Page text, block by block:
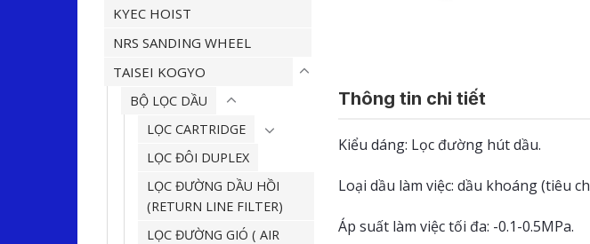
KYEC HOIST
NRS SANDING WHEEL
TAISEI KOGYO
BỘ LỌC DẦU
LỌC CARTRIDGE
LỌC ĐÔI DUPLEX
LỌC ĐƯỜNG DẦU HỒI
(RETURN LINE FILTER)
LỌC ĐƯỜNG GIÓ ( AIR
Thông tin chi tiết
Kiểu dáng: Lọc đường hút dầu.
Loại dầu làm việc: dầu khoáng (tiêu
Áp suất làm việc tối đa: -0.1-0.5MPa.